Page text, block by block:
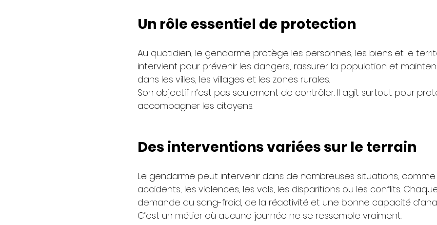
Un rôle essentiel de protection
Au quotidien, le gendarme protège les personnes, les biens et le
intervient pour prévenir les dangers, rassurer la population et
dans les villes, les villages et les zones rurales.
Son objectif n’est pas seulement de contrôler. Il agit surtout pour
accompagner les citoyens.
Des interventions variées sur le terrain
Le gendarme peut intervenir dans de nombreuses situations,
accidents, les violences, les vols, les disparitions ou les conflits.
demande du sang-froid, de la réactivité et une bonne capacité
C’est un métier où aucune journée ne se ressemble vraiment.